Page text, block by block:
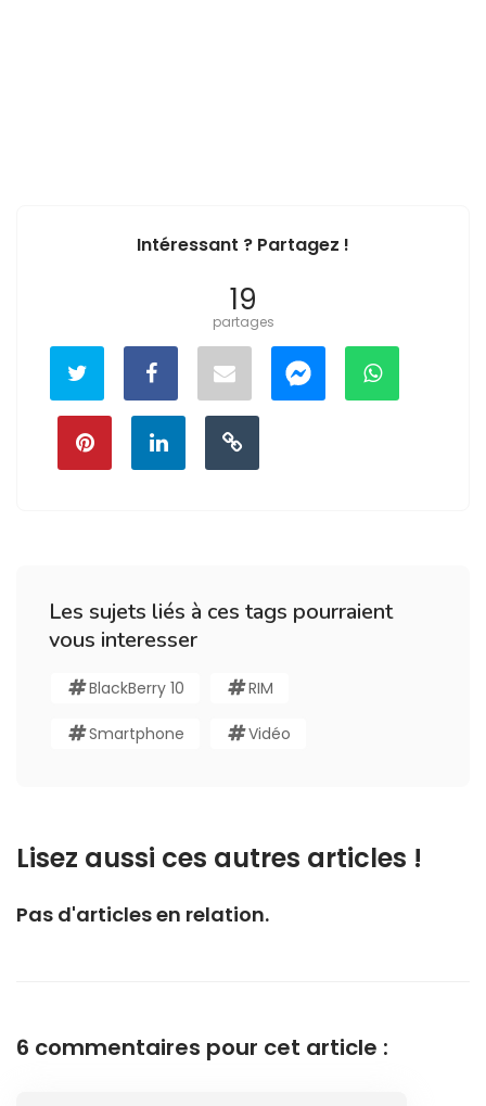
Intéressant ? Partagez !
19
partages
Les sujets liés à ces tags pourraient
vous interesser
BlackBerry 10 RIM
Smartphone Vidéo
Lisez aussi ces autres articles !
Pas d'articles en relation.
6 commentaires pour cet article :